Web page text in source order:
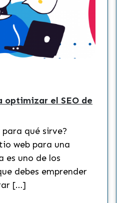
el SEO de
sirve?
para una
de los
emprender